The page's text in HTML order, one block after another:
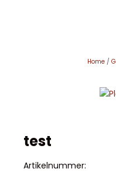
Home/
test
Artikelnummer: